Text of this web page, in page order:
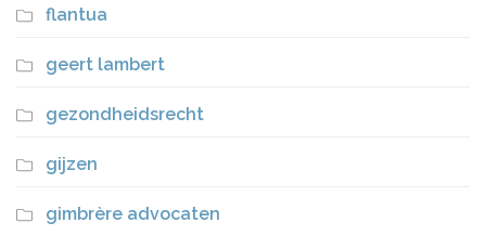
flantua
geert lambert
gezondheidsrecht
gijzen
gimbrère advocaten